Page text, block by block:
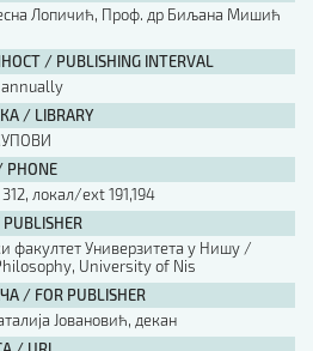
Лопичић, Проф. др Биљана Мишић
/ PUBLISHING INTERVAL
/ LIBRARY
локал/ext 191,194
факултет Универзитета у Нишу /
University of Nis
/ FOR PUBLISHER
Јовановић, декан